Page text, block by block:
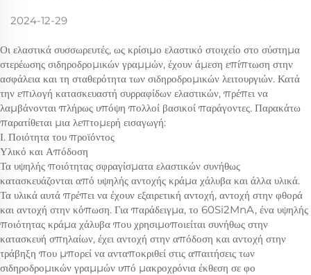
2024-12-29
Οι ελαστικά συσσωρευτές, ως κρίσιμο ελαστικό στοιχείο στο σύστημα
στερέωσης σιδηροδρομικών γραμμών, έχουν άμεση επίπτωση στην
ασφάλεια και τη σταθερότητα των σιδηροδρομικών λειτουργιών. Κατά
την επιλογή κατασκευαστή συρραφίδων ελαστικών, πρέπει να
λαμβάνονται πλήρως υπόψη πολλοί βασικοί παράγοντες. Παρακάτω
παρατίθεται μια λεπτομερή εισαγωγή:
Ι. Ποιότητα του προϊόντος
Υλικό και Απόδοση
Τα υψηλής ποιότητας σφραγίσματα ελαστικών συνήθως
κατασκευάζονται από υψηλής αντοχής κράμα χάλυβα και άλλα υλικά.
Τα υλικά αυτά πρέπει να έχουν εξαιρετική αντοχή, αντοχή στην φθορά
και αντοχή στην κόπωση. Για παράδειγμα, το 60Si2MnA, ένα υψηλής
ποιότητας κράμα χάλυβα που χρησιμοποιείται συνήθως στην
κατασκευή σπηλαίων, έχει αντοχή στην απόδοση και αντοχή στην
τράβηξη που μπορεί να ανταποκριθεί στις απαιτήσεις των
σιδηροδρομικών γραμμών υπό μακροχρόνια έκθεση σε φο